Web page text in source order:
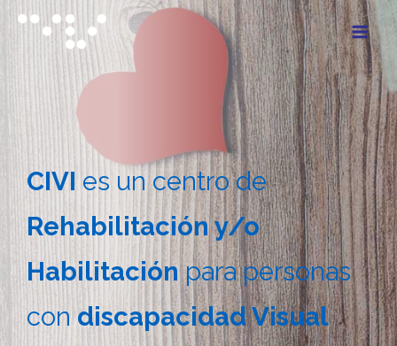
CIVI es un centro de
Rehabilitación y/o
Habilitaciónpara personas
condiscapacidad Visual